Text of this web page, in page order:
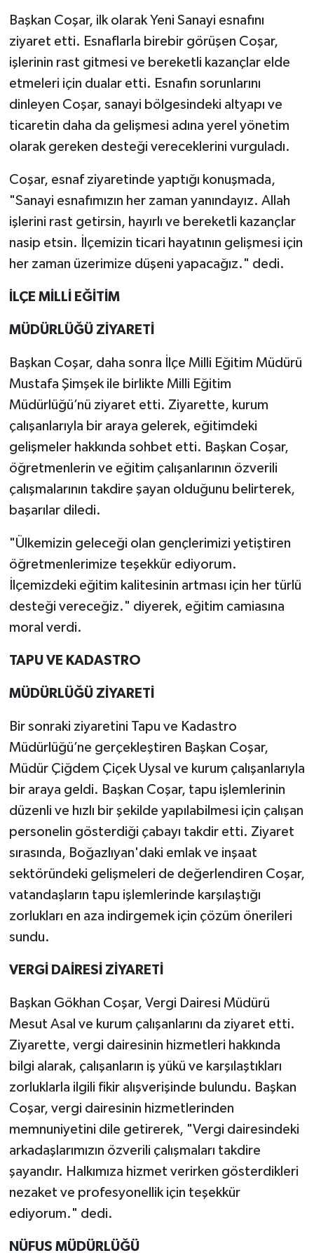
Başkan Coşar, ilk olarak Yeni Sanayi esnafını
ziyaret etti. Esnaflarla birebir görüşen Coşar,
işlerinin rast gitmesi ve bereketli kazançlar elde
etmeleri için dualar etti. Esnafın sorunlarını
dinleyen Coşar, sanayi bölgesindeki altyapı ve
ticaretin daha da gelişmesi adına yerel yönetim
olarak gereken desteği vereceklerini vurguladı.
Coşar, esnaf ziyaretinde yaptığı konuşmada,
"Sanayi esnafımızın her zaman yanındayız. Allah
işlerini rast getirsin, hayırlı ve bereketli kazançlar
nasip etsin. İlçemizin ticari hayatının gelişmesi için
her zaman üzerimize düşeni yapacağız." dedi.
İLÇE MİLLİ EĞİTİM
MÜDÜRLÜĞÜ ZİYARETİ
Başkan Coşar, daha sonra İlçe Milli Eğitim Müdürü
Mustafa Şimşek ile birlikte Milli Eğitim
Müdürlüğü’nü ziyaret etti. Ziyarette, kurum
çalışanlarıyla bir araya gelerek, eğitimdeki
gelişmeler hakkında sohbet etti. Başkan Coşar,
öğretmenlerin ve eğitim çalışanlarının özverili
çalışmalarının takdire şayan olduğunu belirterek,
başarılar diledi.
"Ülkemizin geleceği olan gençlerimizi yetiştiren
öğretmenlerimize teşekkür ediyorum.
İlçemizdeki eğitim kalitesinin artması için her türlü
desteği vereceğiz." diyerek, eğitim camiasına
moral verdi.
TAPU VE KADASTRO
MÜDÜRLÜĞÜ ZİYARETİ
Bir sonraki ziyaretini Tapu ve Kadastro
Müdürlüğü’ne gerçekleştiren Başkan Coşar,
Müdür Çiğdem Çiçek Uysal ve kurum çalışanlarıyla
bir araya geldi. Başkan Coşar, tapu işlemlerinin
düzenli ve hızlı bir şekilde yapılabilmesi için çalışan
personelin gösterdiği çabayı takdir etti. Ziyaret
sırasında, Boğazlıyan'daki emlak ve inşaat
sektöründeki gelişmeleri de değerlendiren Coşar,
vatandaşların tapu işlemlerinde karşılaştığı
zorlukları en aza indirgemek için çözüm önerileri
sundu.
VERGİ DAİRESİ ZİYARETİ
Başkan Gökhan Coşar, Vergi Dairesi Müdürü
Mesut Asal ve kurum çalışanlarını da ziyaret etti.
Ziyarette, vergi dairesinin hizmetleri hakkında
bilgi alarak, çalışanların iş yükü ve karşılaştıkları
zorluklarla ilgili fikir alışverişinde bulundu. Başkan
Coşar, vergi dairesinin hizmetlerinden
memnuniyetini dile getirerek, "Vergi dairesindeki
arkadaşlarımızın özverili çalışmaları takdire
şayandır. Halkımıza hizmet verirken gösterdikleri
nezaket ve profesyonellik için teşekkür
ediyorum." dedi.
NÜFUS MÜDÜRLÜĞÜ